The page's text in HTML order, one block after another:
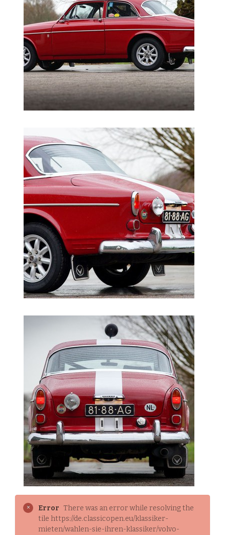
Error There was an error while resolving the
tile https://de.classicopen.eu/klassiker-
mieten/wahlen-sie-ihren-klassiker/volvo-